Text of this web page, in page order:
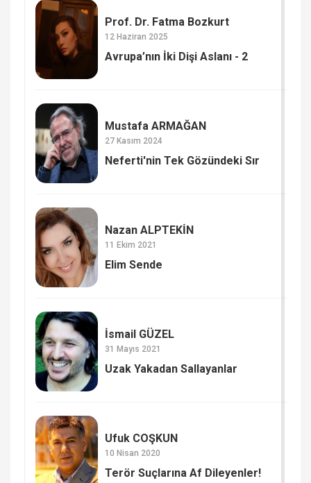
Prof. Dr. Fatma Bozkurt
12 Haziran 2025
Avrupa’nın İki Dişi Aslanı - 2
Mustafa ARMAĞAN
27 Kasım 2024
Neferti'nin Tek Gözündeki Sır
Nazan ALPTEKİN
11 Ekim 2021
Elim Sende
İsmail GÜZEL
31 Mayıs 2021
Uzak Yakadan Sallayanlar
Ufuk COŞKUN
10 Nisan 2020
Terör Suçlarına Af Dileyenler!